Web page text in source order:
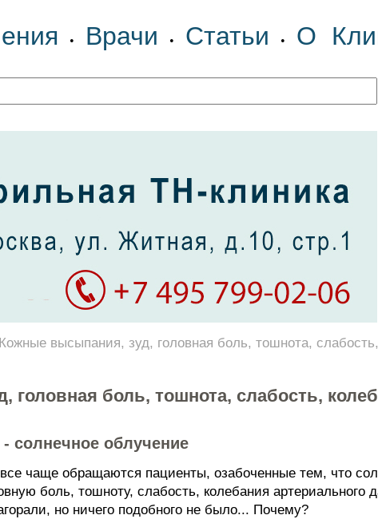
• Врачи • Статьи • О
Кожные высыпания, зуд, головная боль, тошнота,
боль, тошнота, слабость,
солнечное облучение
чаще обращаются пациенты, озабоченные тем, что
боль, тошноту, слабость, колебания артериального
но ничего подобного не было... Почему?